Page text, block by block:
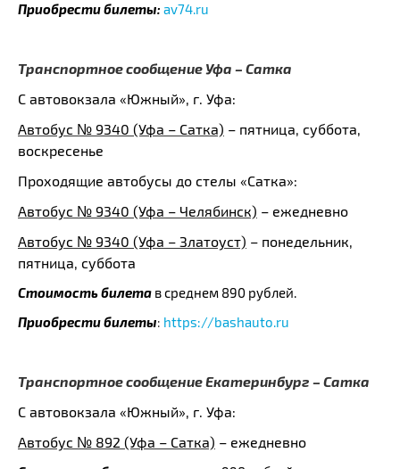
Приобрести билеты: av74.ru
Транспортное сообщение Уфа – Сатка
С автовокзала «Южный», г. Уфа:
Автобус № 9340 (Уфа – Сатка) – пятница, суббота,
воскресенье
Проходящие автобусы до стелы «Сатка»:
Автобус № 9340 (Уфа – Челябинск) – ежедневно
Автобус № 9340 (Уфа – Златоуст) – понедельник,
пятница, суббота
Стоимость билета в среднем 890 рублей.
Приобрести билеты: https://bashauto.ru
Транспортное сообщение Екатеринбург – Сатка
С автовокзала «Южный», г. Уфа:
Автобус № 892 (Уфа – Сатка) – ежедневно